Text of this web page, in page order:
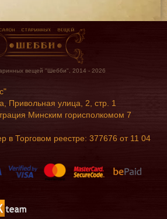
вещей "Шебби", 2014 - 2026
Привольная улица, 2, стр. 1
Минским горисполкомом 7
в Торговом реестре: 377676 от 11 04